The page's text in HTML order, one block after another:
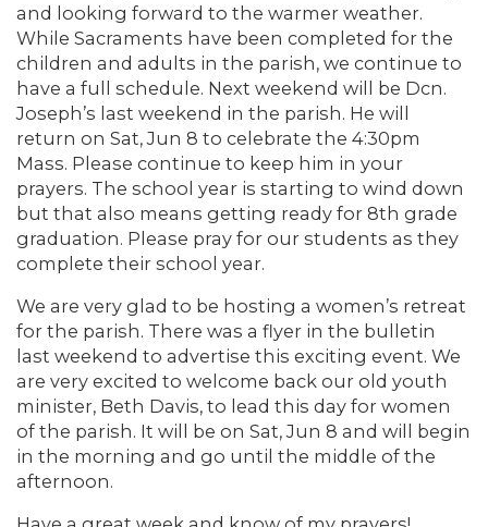
and looking forward to the warmer weather.
While Sacraments have been completed for the
children and adults in the parish, we continue to
have a full schedule. Next weekend will be Dcn.
Joseph’s last weekend in the parish. He will
return on Sat, Jun 8 to celebrate the 4:30pm
Mass. Please continue to keep him in your
prayers. The school year is starting to wind down
but that also means getting ready for 8th grade
graduation. Please pray for our students as they
complete their school year.
We are very glad to be hosting a women’s retreat
for the parish. There was a flyer in the bulletin
last weekend to advertise this exciting event. We
are very excited to welcome back our old youth
minister, Beth Davis, to lead this day for women
of the parish. It will be on Sat, Jun 8 and will begin
in the morning and go until the middle of the
afternoon.